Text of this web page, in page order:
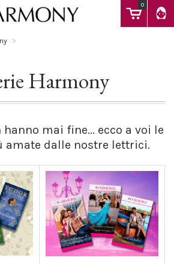
0
Harmony
mai fine... ecco a voi le
amate dalle nostre lettrici.